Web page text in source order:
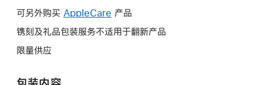
打 将
可另外购买 AppleCare 此
操
产品
镌刻及礼品包装服务不适用于翻新产品
限量供应